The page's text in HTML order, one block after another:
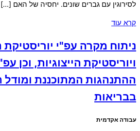
לסירוגין עם גברים שונים. יחסיה של האם […]
קרא עוד
ניתוח מקרה עפ"י יוריסטיקת
ויוריסטיקת הייצוגיות, וכן
ההתנהגות המתוכננת ומודל
בבריאות
עבודה אקדמית